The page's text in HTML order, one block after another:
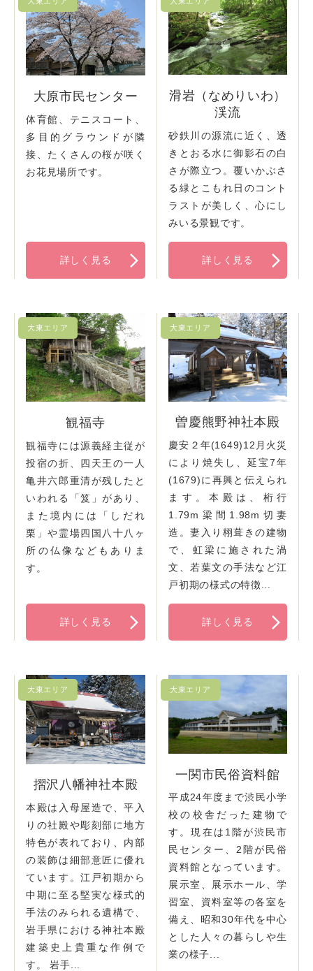
大原市民センター
体育館、テニスコート、
多目的グラウンドが隣
接、たくさんの桜が咲く
お花見場所です。
詳しく見る
滑岩（なめりいわ）
渓流
砂鉄川の源流に近く、透
きとおる水に御影石の白
さが際立つ。覆いかぶさ
る緑とこもれ日のコント
ラストが美しく、心にし
みいる景観です。
詳しく見る
観福寺
観福寺には源義経主従が
投宿の折、四天王の一人
亀井六郎重清が残したと
いわれる「笈」があり、
また境内には「しだれ
栗」や霊場四国八十八ヶ
所の仏像などもありま
す。
詳しく見る
曽慶熊野神社本殿
慶安２年(1649)12月火災
により焼失し、延宝7年
(1679)に再興と伝えられ
ます。本殿は、桁行
1.79m梁間1.98m切妻
造。妻入り栩葺きの建物
で、虹梁に施された渦
文、若葉文の手法など江
戸初期の様式の特徴...
詳しく見る
摺沢八幡神社本殿
本殿は入母屋造で、平入
りの社殿や彫刻部に地方
特色が表れており、内部
の装飾は細部意匠に優れ
ています。江戸初期から
中期に至る堅実な様式的
手法のみられる遺構で、
岩手県における神社本殿
建築史上貴重な作例で
す。 岩手...
一関市民俗資料館
平成24年度まで渋民小学
校の校舎だった建物で
す。現在は1階が渋民市
民センター、2階が民俗
資料館となっています。
展示室、展示ホール、学
習室、資料室等の各室を
備え、昭和30年代を中心
とした人々の暮らしや生
業の様子...